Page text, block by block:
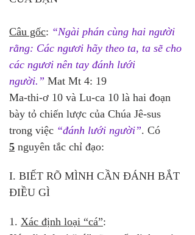
Câu gốc: “Ngài phán cùng hai người
rằng: Các ngươi hãy theo ta, ta sẽ cho
các ngươi nên tay đánh lưới
người.” Mat Mt 4: 19
Ma-thi-ơ 10 và Lu-ca 10 là hai đoạn
bày tỏ chiến lược của Chúa Jê-sus
trong việc “đánh lưới người”. Có
5 nguyên tắc chỉ đạo:
I. BIẾT RÕ MÌNH CẦN ĐÁNH BẮT
ĐIỀU GÌ
1. Xác định loại “cá”: